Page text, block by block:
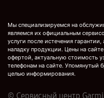
Мы специализируемся на
являемся их официальным
услуги после истечения
наладку продукции. Цены на
офертой, актуальную стоимость
телефонам на сайте. Упомянутый
целью информирования.
© Сервисный центр